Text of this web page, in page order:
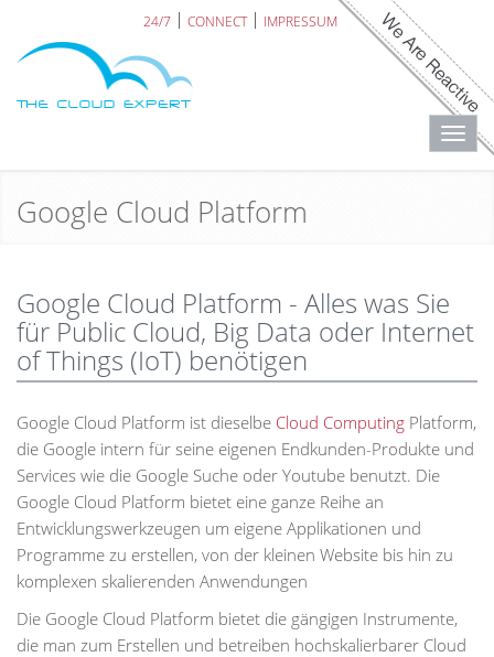
24/7 CONNECT IMPRESSUM
Google Cloud Platform
Google Cloud Platform - Alles was Sie
für Public Cloud, Big Data oder Internet
of Things (IoT) benötigen
Google Cloud Platform ist dieselbe Cloud Computing Platform,
die Google intern für seine eigenen Endkunden-Produkte und
Services wie die Google Suche oder Youtube benutzt. Die
Google Cloud Platform bietet eine ganze Reihe an
Entwicklungswerkzeugen um eigene Applikationen und
Programme zu erstellen, von der kleinen Website bis hin zu
komplexen skalierenden Anwendungen
Die Google Cloud Platform bietet die gängigen Instrumente,
die man zum Erstellen und betreiben hochskalierbarer Cloud